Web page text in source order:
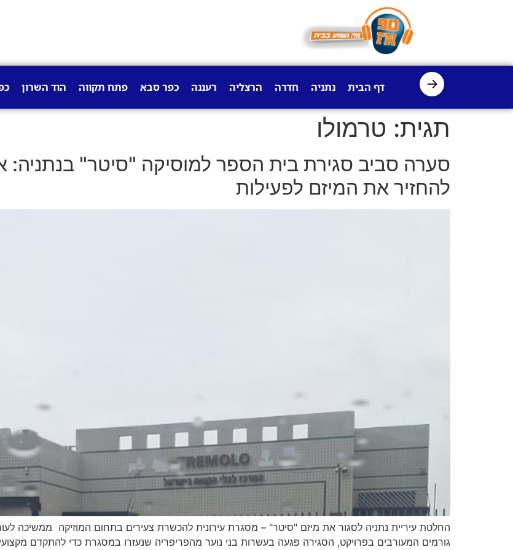
→ דף הבית נתניה חדרה הרצליה רעננה כפר סבא פתח תקווה הוד השרון
תגית: טרמולו
סערה סביב סגירת בית הספר למוסיקה "סיטר" בנתניה:
להחזיר את המיזם לפעילות
החלטת עיריית נתניה לסגור את מיזם "סיטר" – מסגרת עירונית להכשרת צעירים בתחום המוזיקה ממשיכה
גורמים המעורבים בפרויקט, הסגירה פגעה בעשרות בני נוער מהפריפריה שנעזרו במסגרת כדי להתקדם